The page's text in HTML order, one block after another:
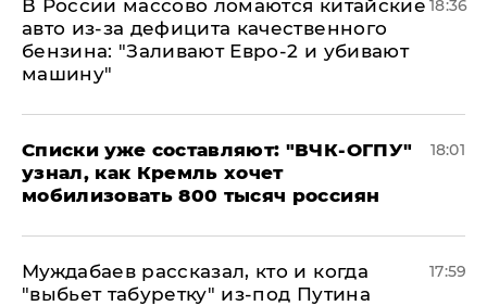
В России массово ломаются китайские
авто из-за дефицита качественного
бензина: "Заливают Евро-2 и убивают
машину"
18:36
Списки уже составляют: "ВЧК-ОГПУ"
узнал, как Кремль хочет
мобилизовать 800 тысяч россиян
18:01
Муждабаев рассказал, кто и когда
"выбьет табуретку" из-под Путина
17:59